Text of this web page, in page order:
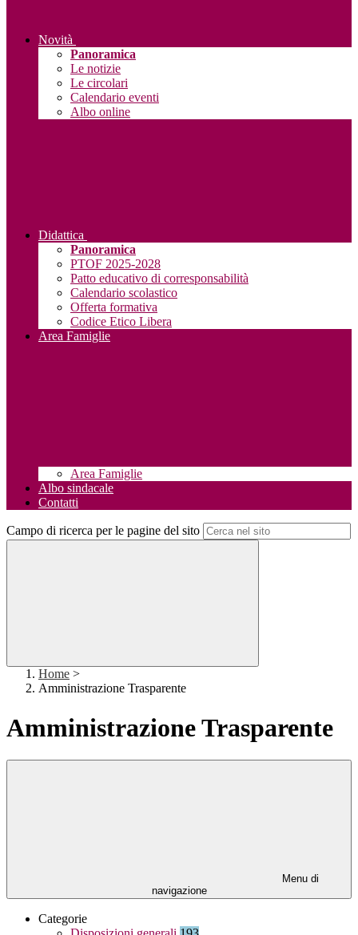
Novità
Panoramica
Le notizie
Le circolari
Calendario eventi
Albo online
Didattica
Panoramica
PTOF 2025-2028
Patto educativo di corresponsabilità
Calendario scolastico
Offerta formativa
Codice Etico Libera
Area Famiglie
Area Famiglie
Albo sindacale
Contatti
Campo di ricerca per le pagine del sito
Home >
Amministrazione Trasparente
Amministrazione Trasparente
Menu di
navigazione
Categorie